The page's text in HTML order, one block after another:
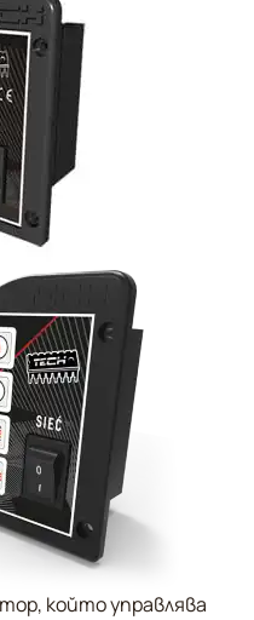
който управлява